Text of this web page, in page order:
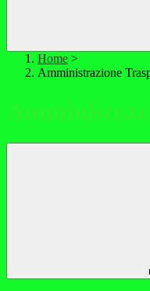
Home >
Amministrazione